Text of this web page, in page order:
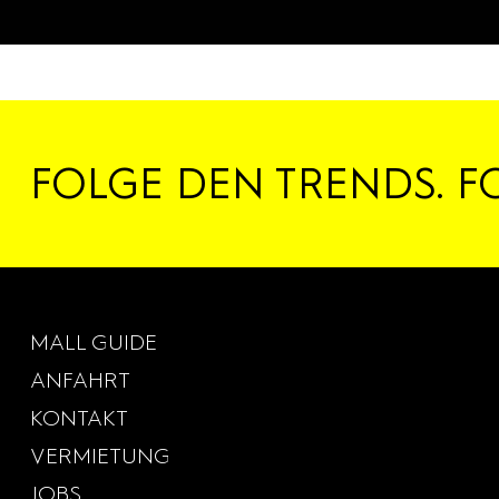
FOLGE DEN TRENDS.
MALL GUIDE
ANFAHRT
KONTAKT
VERMIETUNG
JOBS